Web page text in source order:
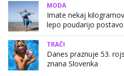
MODA
Imate nekaj
lepo poudarijo postavo
TRAČI
Danes praznuje 53.
znana Slovenka